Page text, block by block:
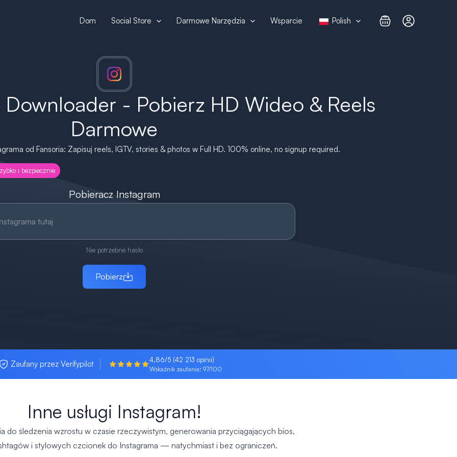
Dom Social Store Darmowe Narzędzia Wsparcie Polish
- Pobierz HD Wideo & Reels
Darmowe
od Fansoria: Zapisuj reels, IGTV, stories & photos w Full HD. 100% online, no signup required.
i bezpiecznie
Pobieracz Instagram
Nie potrzebne hasło
Pobierz
Zaufany przez Verifypilot 4,86/5 (42 213 opinii)
Wskaźnik zaufania: 97/100
Inne usługi Instagram!
do śledzenia wzrostu w czasie rzeczywistym, generowania przyciągających bios,
i stylowych czcionek do Instagrama — natychmiast i bez ograniczeń.